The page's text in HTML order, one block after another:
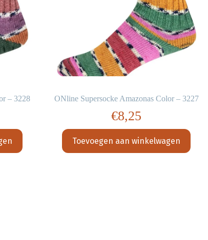
– 3228 ONline Supersocke Amazonas Color – 3227
€8,25
Toevoegen aan winkelwagen